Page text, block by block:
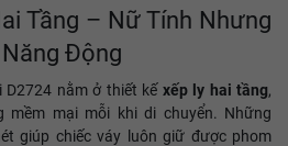
Tầng – Nữ Tính Nhưng
Động
nằm ở thiết kế xếp ly hai tầng,
mềm mại mỗi khi di chuyển. Những
giúp chiếc váy luôn giữ được phom